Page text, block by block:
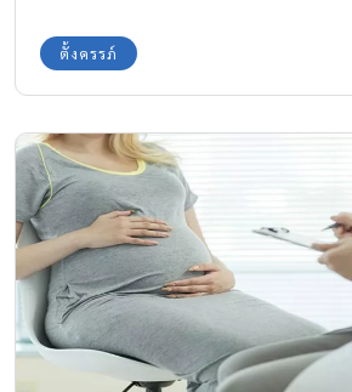
ตั้งครรภ์